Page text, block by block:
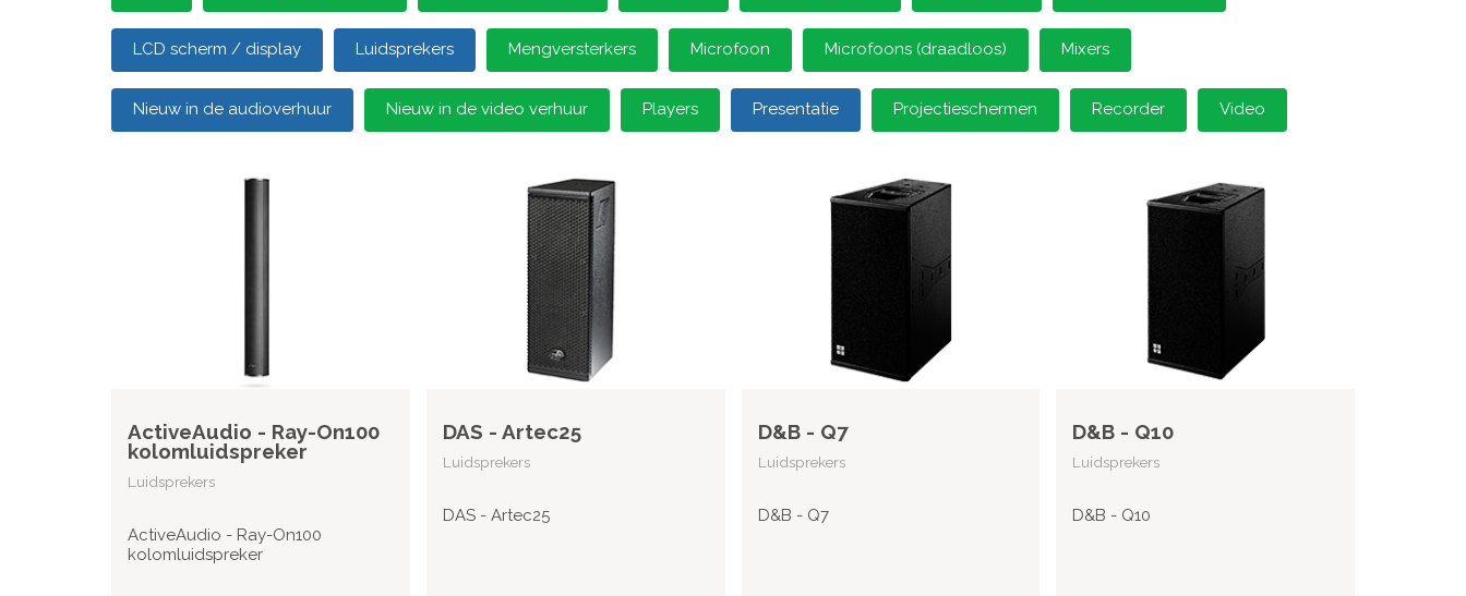
LCD scherm / display Luidsprekers Mengversterkers Microfoon Microfoons (draadloos) Mixers
Nieuw in de audioverhuur Nieuw in de video verhuur Players Presentatie Projectieschermen Recorder Video
ActiveAudio - Ray-On100
kolomluidspreker
Luidsprekers
ActiveAudio - Ray-On100
kolomluidspreker
DAS - Artec25
Luidsprekers
DAS - Artec25
D&B - Q7
Luidsprekers
D&B - Q7
D&B - Q10
Luidsprekers
D&B - Q10